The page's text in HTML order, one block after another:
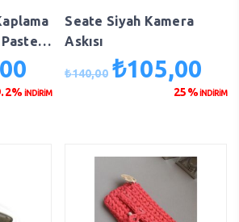
Pastel,
andaki
İNDİRİM
Seate Siyah Kamera
Askısı
₺140,00 Orijinal
₺105,00
25%İNDİRİM